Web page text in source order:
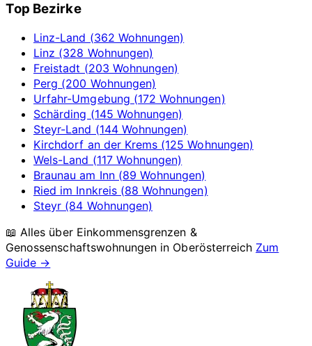
Top Bezirke
Linz-Land (362 Wohnungen)
Linz (328 Wohnungen)
Freistadt (203 Wohnungen)
Perg (200 Wohnungen)
Urfahr-Umgebung (172 Wohnungen)
Schärding (145 Wohnungen)
Steyr-Land (144 Wohnungen)
Kirchdorf an der Krems (125 Wohnungen)
Wels-Land (117 Wohnungen)
Braunau am Inn (89 Wohnungen)
Ried im Innkreis (88 Wohnungen)
Steyr (84 Wohnungen)
📖 Alles über Einkommensgrenzen &
Genossenschaftswohnungen in Oberösterreich Zum
Guide →